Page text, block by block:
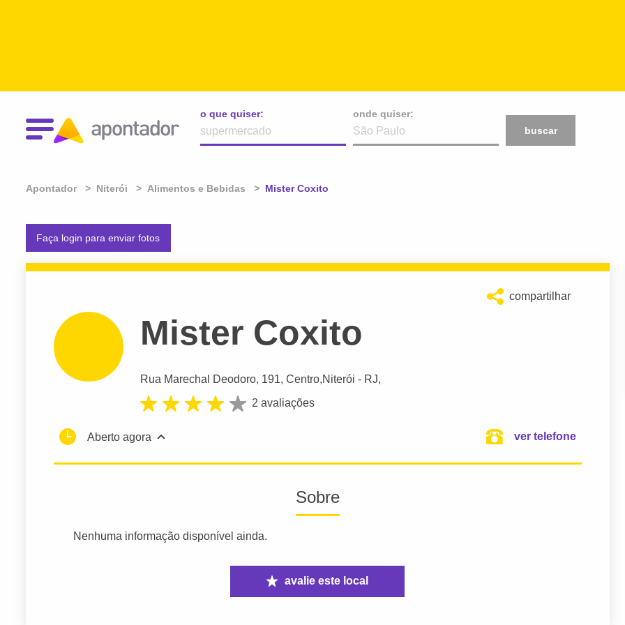
o que quiser:
onde quiser:
buscar
Apontador Niterói Alimentos e Bebidas Atual:
Mister Coxito
Faça login para enviar fotos
compartilhar
Mister Coxito
Rua Marechal Deodoro, 191, Centro,Niterói - RJ,
2 avaliações
Aberto agora ver telefone
Sobre
Nenhuma informação disponível ainda.
avalie este local